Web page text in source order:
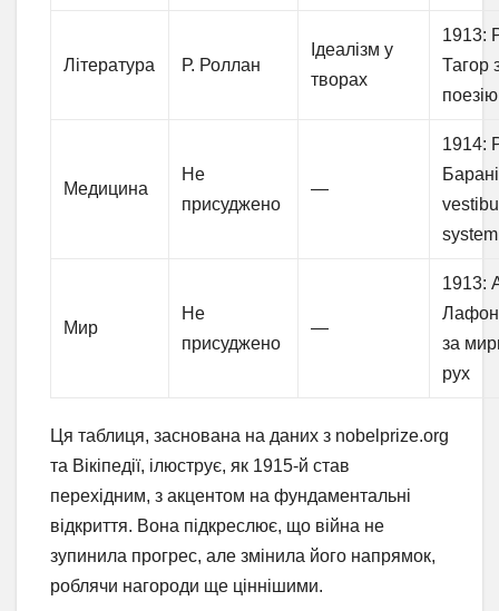
Література Р. Роллан
Ідеалізм у
творах
1913:
Тагор
поезію
Медицина
Не
присуджено
—
1914:
system
Мир
Не
присуджено
—
1913:
за
рух
Ця таблиця, заснована на даних з nobelprize.org
та Вікіпедії, ілюструє, як 1915-й став
перехідним, з акцентом на фундаментальні
відкриття. Вона підкреслює, що війна не
зупинила прогрес, але змінила його напрямок,
роблячи нагороди ще ціннішими.